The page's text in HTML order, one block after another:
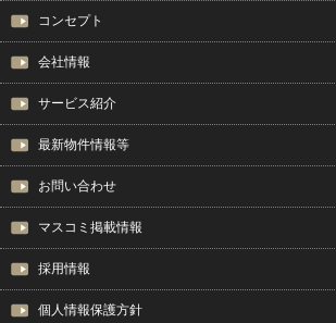
コンセプト
会社情報
サービス紹介
最新物件情報等
お問い合わせ
マスコミ掲載情報
採用情報
個人情報保護方針